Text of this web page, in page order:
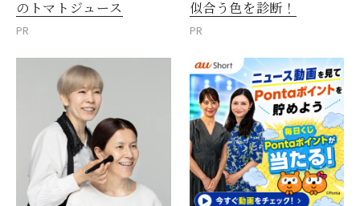
のトマトジュース
PR
似合う色を診断！
PR